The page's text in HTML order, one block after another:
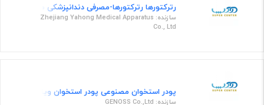
رترکتورها رتركتورها-مصرفی دندانپزشکی مدل photo mirror
سازنده: Zhejiang Yahong Medical Apparatus
Co., Ltd
پودر استخوان مصنوعی پودر استخوان ویالی 0.5 سی سی پارتیکل سایز 1 الی 2 میلی متر- DT7G1020050
سازنده: GENOSS Co.,Ltd